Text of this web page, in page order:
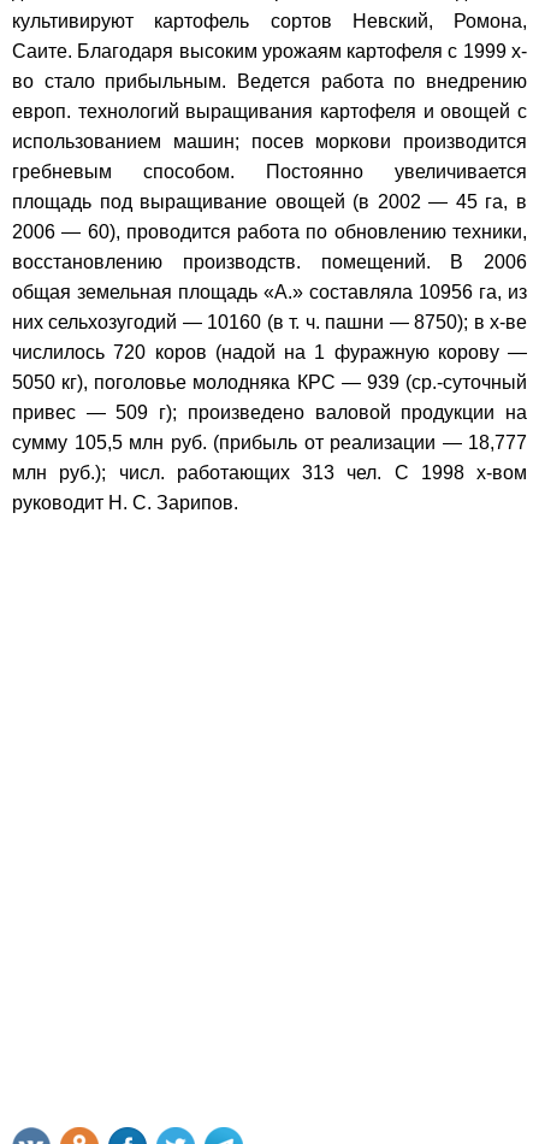
культивируют картофель сортов Невский, Ромона,
Саите. Благодаря высоким урожаям картофеля с 1999 х-
во стало прибыльным. Ведется работа по внедрению
европ. технологий выращивания картофеля и овощей с
использованием машин; посев моркови производится
гребневым способом. Постоянно увеличивается
площадь под выращивание овощей (в 2002 — 45 га, в
2006 — 60), проводится работа по обновлению техники,
восстановлению производств. помещений. В 2006
общая земельная площадь «А.» составляла 10956 га, из
них сельхозугодий — 10160 (в т. ч. пашни — 8750); в х-ве
числилось 720 коров (надой на 1 фуражную корову —
5050 кг), поголовье молодняка КРС — 939 (ср.-суточный
привес — 509 г); произведено валовой продукции на
сумму 105,5 млн руб. (прибыль от реализации — 18,777
млн руб.); числ. работающих 313 чел. С 1998 х-вом
руководит Н. С. Зарипов.